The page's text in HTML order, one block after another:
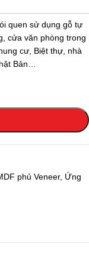
quen sử dụng gỗ tự
cửa văn phòng trong
cư, Biệt thự, nhà
Bản…
phủ Veneer, Ứng